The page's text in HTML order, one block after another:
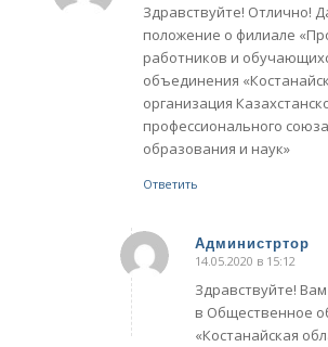
Здравствуйте! Отлично!
положение о филиале
работников и
объединения
организация
профессионального
образования и наук»
Ответить
Администртор
говорит:
14.05.2020 в 15:12
Здравствуйте!
в Общественное
«Костанайская